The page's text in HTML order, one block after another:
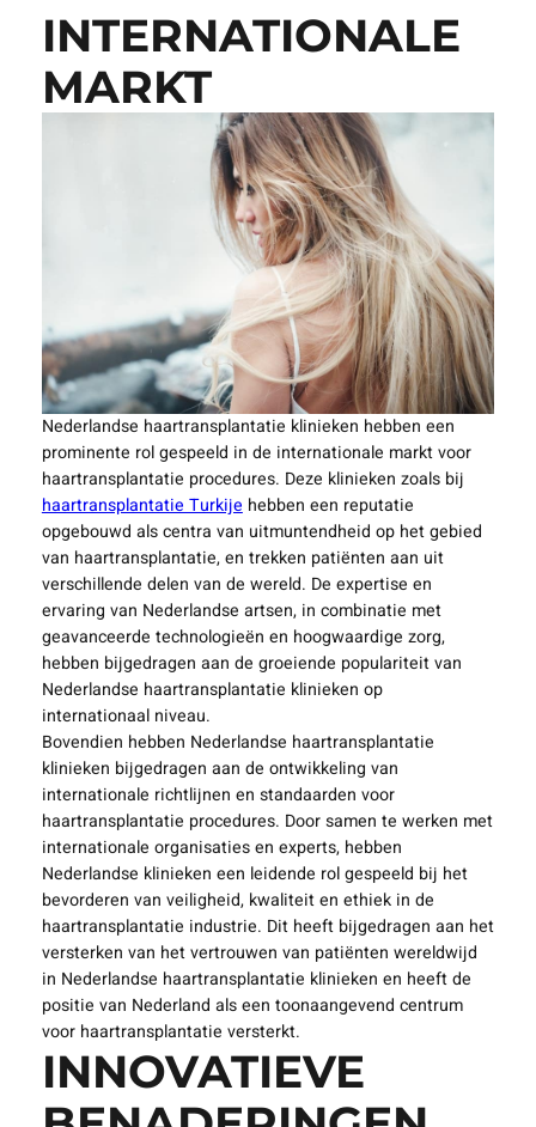
INTERNATIONALE
MARKT
Nederlandse haartransplantatie klinieken hebben een
prominente rol gespeeld in de internationale markt voor
haartransplantatie procedures. Deze klinieken zoals bij
haartransplantatie Turkije hebben een reputatie
opgebouwd als centra van uitmuntendheid op het gebied
van haartransplantatie, en trekken patiënten aan uit
verschillende delen van de wereld. De expertise en
ervaring van Nederlandse artsen, in combinatie met
geavanceerde technologieën en hoogwaardige zorg,
hebben bijgedragen aan de groeiende populariteit van
Nederlandse haartransplantatie klinieken op
internationaal niveau.
Bovendien hebben Nederlandse haartransplantatie
klinieken bijgedragen aan de ontwikkeling van
internationale richtlijnen en standaarden voor
haartransplantatie procedures. Door samen te werken met
internationale organisaties en experts, hebben
Nederlandse klinieken een leidende rol gespeeld bij het
bevorderen van veiligheid, kwaliteit en ethiek in de
haartransplantatie industrie. Dit heeft bijgedragen aan het
versterken van het vertrouwen van patiënten wereldwijd
in Nederlandse haartransplantatie klinieken en heeft de
positie van Nederland als een toonaangevend centrum
voor haartransplantatie versterkt.
INNOVATIEVE